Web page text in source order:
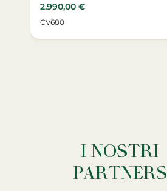
2.990,00 €
CV680
I NOSTRI
PARTNERS